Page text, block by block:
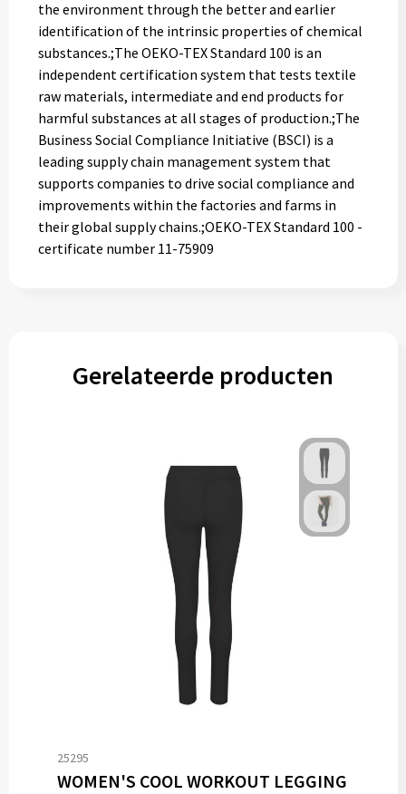
the environment through the better and earlier
identification of the intrinsic properties of chemical
substances.;The OEKO-TEX Standard 100 is an
independent certification system that tests textile
raw materials, intermediate and end products for
harmful substances at all stages of production.;The
Business Social Compliance Initiative (BSCI) is a
leading supply chain management system that
supports companies to drive social compliance and
improvements within the factories and farms in
their global supply chains.;OEKO-TEX Standard 100 -
certificate number 11-75909
Gerelateerde producten
25295
WOMEN'S COOL WORKOUT LEGGING